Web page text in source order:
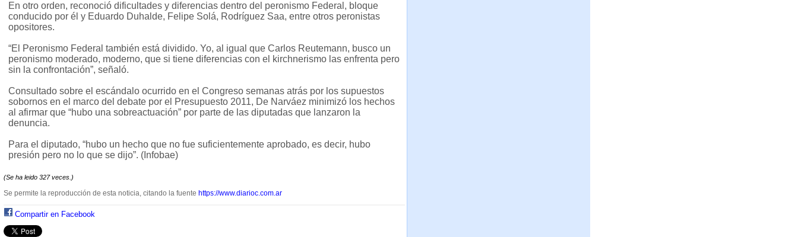
En otro orden, reconoció dificultades y diferencias dentro del peronismo Federal, bloque
conducido por él y Eduardo Duhalde, Felipe Solá, Rodríguez Saa, entre otros peronistas
opositores.
“El Peronismo Federal también está dividido. Yo, al igual que Carlos Reutemann, busco un
peronismo moderado, moderno, que si tiene diferencias con el kirchnerismo las enfrenta pero
sin la confrontación”, señaló.
Consultado sobre el escándalo ocurrido en el Congreso semanas atrás por los supuestos
sobornos en el marco del debate por el Presupuesto 2011, De Narváez minimizó los hechos
al afirmar que “hubo una sobreactuación” por parte de las diputadas que lanzaron la
denuncia.
Para el diputado, “hubo un hecho que no fue suficientemente aprobado, es decir, hubo
presión pero no lo que se dijo”. (Infobae)
(Se ha leido 327 veces.)
Se permite la reproducción de esta noticia, citando la fuente https://www.diarioc.com.ar
Compartir en Facebook